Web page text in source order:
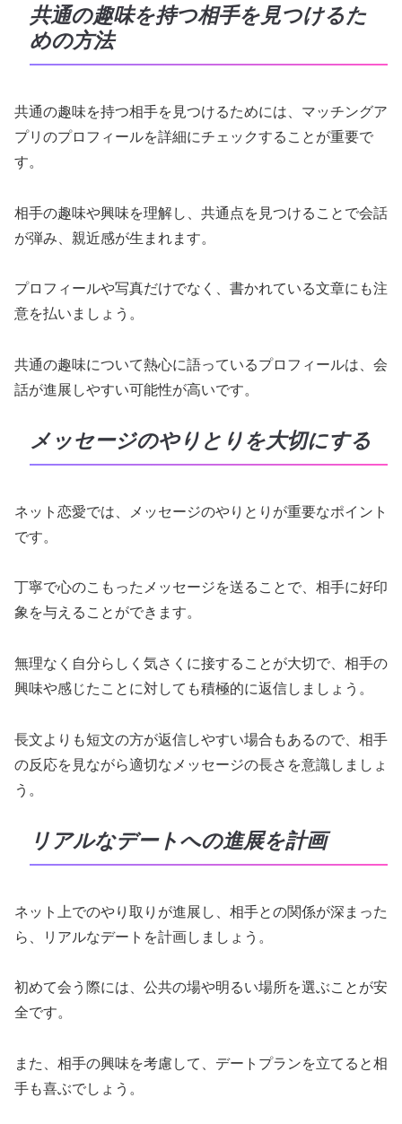
共通の趣味を持つ相手を見つけるた
めの方法
共通の趣味を持つ相手を見つけるためには、マッチングア
プリのプロフィールを詳細にチェックすることが重要で
す。
相手の趣味や興味を理解し、共通点を見つけることで会話
が弾み、親近感が生まれます。
プロフィールや写真だけでなく、書かれている文章にも注
意を払いましょう。
共通の趣味について熱心に語っているプロフィールは、会
話が進展しやすい可能性が高いです。
メッセージのやりとりを大切にする
ネット恋愛では、メッセージのやりとりが重要なポイント
です。
丁寧で心のこもったメッセージを送ることで、相手に好印
象を与えることができます。
無理なく自分らしく気さくに接することが大切で、相手の
興味や感じたことに対しても積極的に返信しましょう。
長文よりも短文の方が返信しやすい場合もあるので、相手
の反応を見ながら適切なメッセージの長さを意識しましょ
う。
リアルなデートへの進展を計画
ネット上でのやり取りが進展し、相手との関係が深まった
ら、リアルなデートを計画しましょう。
初めて会う際には、公共の場や明るい場所を選ぶことが安
全です。
また、相手の興味を考慮して、デートプランを立てると相
手も喜ぶでしょう。